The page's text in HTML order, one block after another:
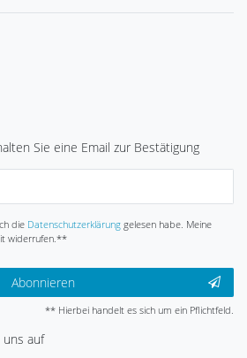
Sie eine Email zur Bestätigung
die Daten­schutz­erklärunggelesen habe. Meine
widerrufen.**
Abonnieren
** Hierbei handelt es sich um ein Pflichtfeld.
uns auf